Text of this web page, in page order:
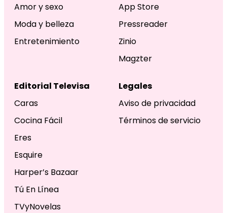
Amor y sexo
Moda y belleza
Entretenimiento
App Store
Pressreader
Zinio
Magzter
Editorial Televisa
Caras
Cocina Fácil
Eres
Esquire
Harper’s Bazaar
Tú En Línea
TVyNovelas
Legales
Aviso de privacidad
Términos de servicio